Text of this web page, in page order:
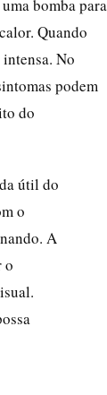
bomba para
Quando
No
podem
do
útil do
o
A
o